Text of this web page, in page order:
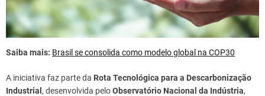
Saiba mais: Brasil se consolida como modelo global na COP30
A iniciativa faz parte da Rota Tecnológica para a Descarbonização
Industrial, desenvolvida peloObservatório Nacional da Indústria,